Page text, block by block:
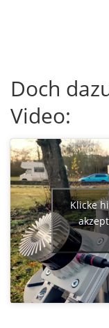
Doch
Video:
Klicke